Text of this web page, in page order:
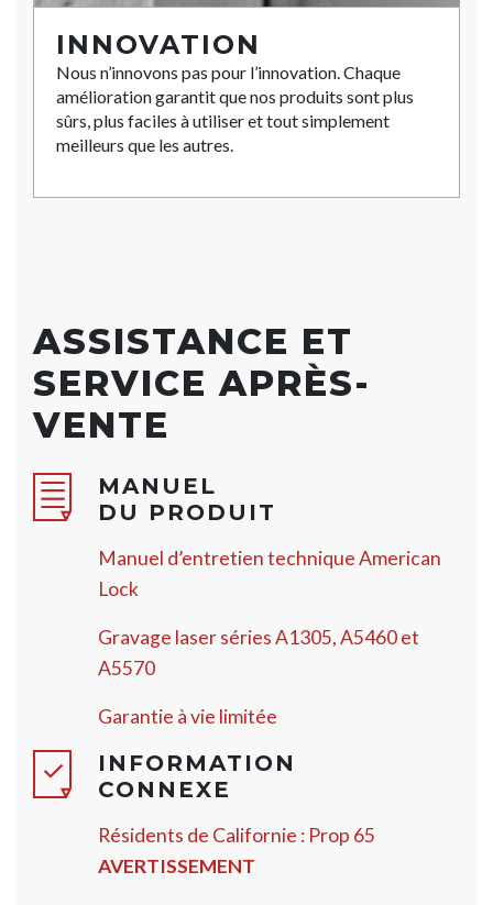
INNOVATION
Nous n’innovons pas pour l’innovation. Chaque
amélioration garantit que nos produits sont plus
sûrs, plus faciles à utiliser et tout simplement
meilleurs que les autres.
ASSISTANCE ET
SERVICE APRÈS-
VENTE
MANUEL
DU PRODUIT
Manuel d’entretien technique American
Lock
Gravage laser séries A1305, A5460 et
A5570
Garantie à vie limitée
INFORMATION
CONNEXE
Résidents de Californie : Prop 65
AVERTISSEMENT